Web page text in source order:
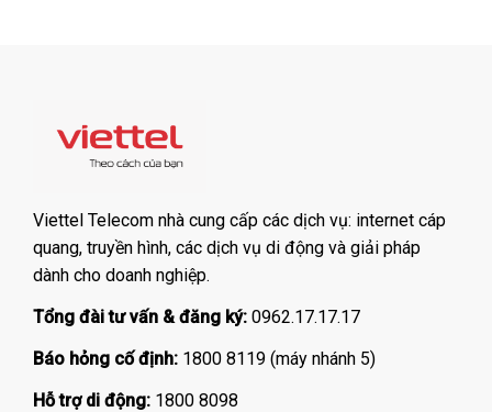
Viettel Telecom nhà cung cấp các dịch vụ: internet cáp
quang, truyền hình, các dịch vụ di động và giải pháp
dành cho doanh nghiệp.
Tổng đài tư vấn & đăng ký: 0962.17.17.17
Báo hỏng cố định: 1800 8119 (máy nhánh 5)
Hỗ trợ di động: 1800 8098